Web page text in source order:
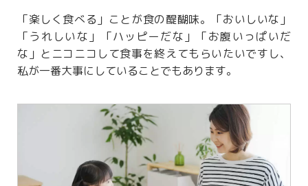
「楽しく食べる」ことが食の醍醐味。「おいしいな」
「うれしいな」「ハッピーだな」「お腹いっぱいだ
な」とニコニコして食事を終えてもらいたいですし、
私が一番大事にしていることでもあります。